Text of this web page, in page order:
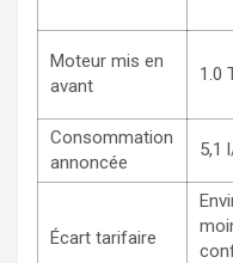
Moteur mis en
avant
1.0
Consommation
annoncée
5,1
Écart tarifaire